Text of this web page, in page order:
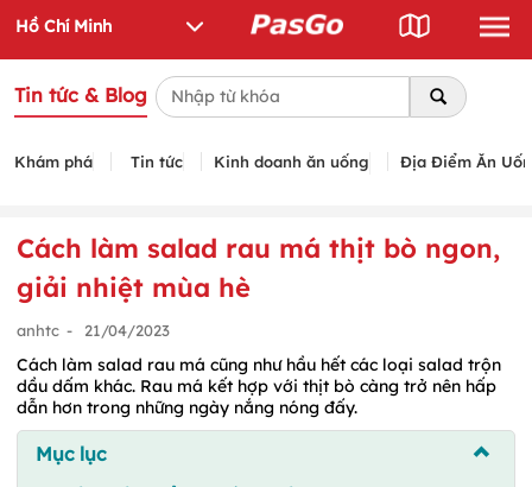
Tin tức & Blog
Khám phá Tin tức Kinh doanh ăn uống Địa Điểm Ăn
Cách làm salad rau má thịt bò ngon,
giải nhiệt mùa hè
anhtc - 21/04/2023
Cách làm salad rau má cũng như hầu hết các loại salad trộn
dầu dấm khác. Rau má kết hợp với thịt bò càng trở nên hấp
dẫn hơn trong những ngày nắng nóng đấy.
Mục lục